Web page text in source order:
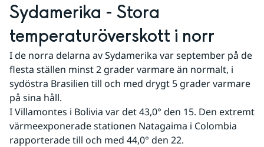
Sydamerika - Stora
temperaturöverskott i norr
I de norra delarna av Sydamerika var september på de
flesta ställen minst 2 grader varmare än normalt, i
sydöstra Brasilien till och med drygt 5 grader varmare
på sina håll.
I Villamontes i Bolivia var det 43,0° den 15. Den extremt
värmeexponerade stationen Natagaima i Colombia
rapporterade till och med 44,0° den 22.